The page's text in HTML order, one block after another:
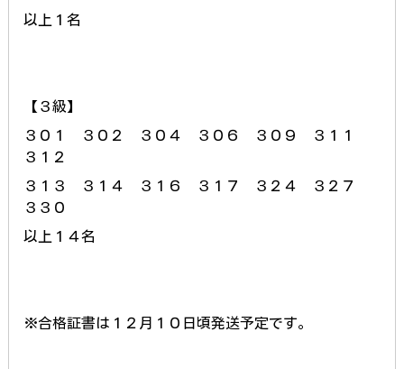
以上１名
【３級】
３０１ ３０２ ３０４ ３０６ ３０９ ３１１
３１２
３１３ ３１４ ３１６ ３１７ ３２４ ３２７
３３０
以上１４名
※合格証書は１２月１０日頃発送予定です。